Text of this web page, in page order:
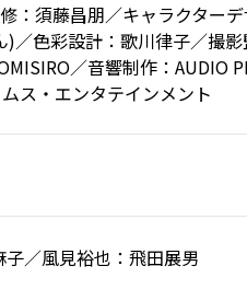
：須藤昌朋／キャラクター
／色彩設計：歌川律子／撮
／音響制作：AUDIO
ス・エンタテインメント
／風見裕也：飛田展男